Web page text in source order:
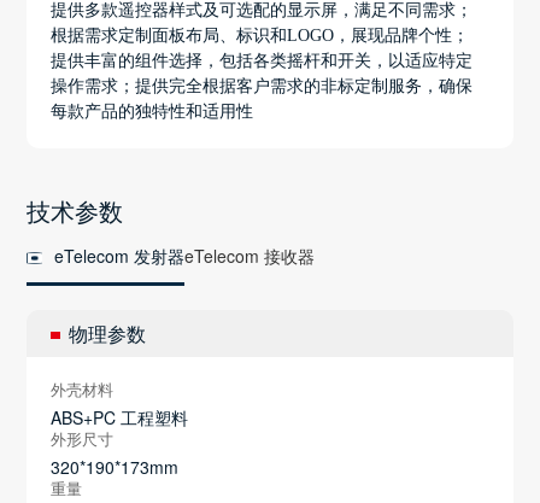
提供多款遥控器样式及可选配的显示屏，满足不同需求；
根据需求定制面板布局、标识和LOGO，展现品牌个性；
提供丰富的组件选择，包括各类摇杆和开关，以适应特定
操作需求；提供完全根据客户需求的非标定制服务，确保
每款产品的独特性和适用性
技术参数
eTelecom 发射器eTelecom 接收器
物理参数
外壳材料
ABS+PC 工程塑料
外形尺寸
320*190*173mm
重量